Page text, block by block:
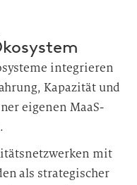
integrieren
Kapazität und
eigenen MaaS-
mit
als strategischer